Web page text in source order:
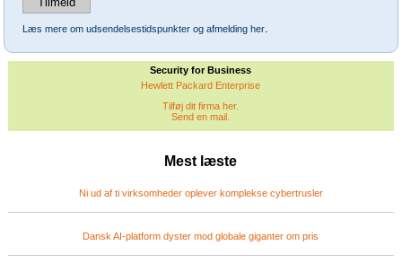
Læs mere om udsendelsestidspunkter og afmelding her
Security for Business
Hewlett Packard Enterprise
Tilføj dit firma her.
Send en mail.
Mest læste
Ni ud af ti virksomheder oplever komplekse cybertrusler
Dansk AI-platform dyster mod globale giganter om pris